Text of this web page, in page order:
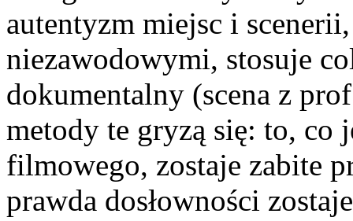
autentyzm miejsc i
niezawodowymi, stosuje
dokumentalny (scena z
metody te gryzą się: to, co
filmowego, zostaje zabite
prawda dosłowności